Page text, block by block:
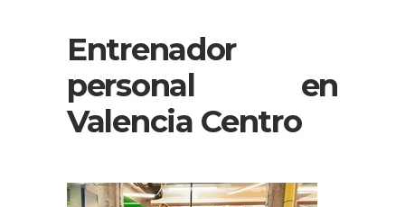
Entrenador
personal en
Valencia Centro